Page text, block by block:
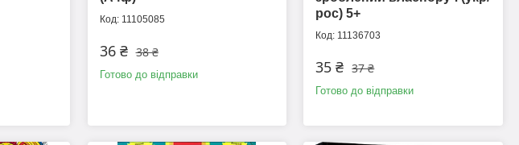
11105085
38 ₴
36 ₴
Готово до відправки
рос) 5+
11136703
37 ₴
35 ₴
Готово до відправки